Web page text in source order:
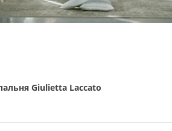
Giulietta Laccato